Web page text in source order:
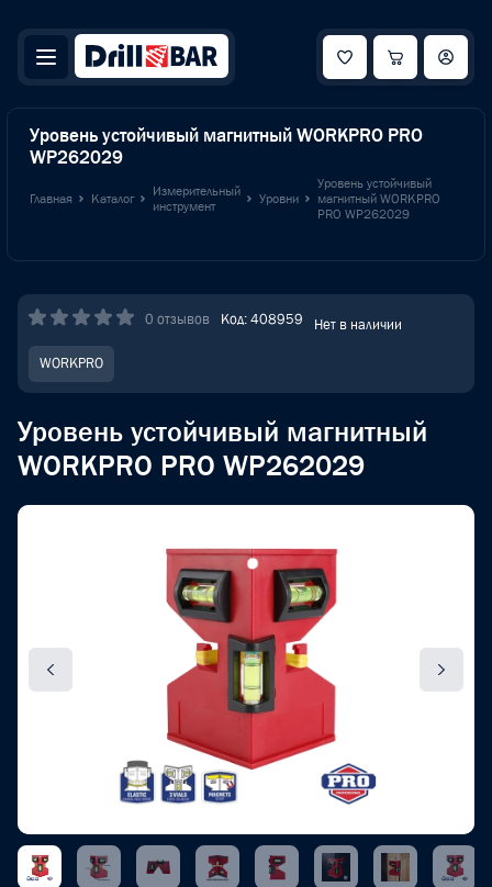
Уровень устойчивый магнитный WORKPRO PRO
WP262029
Главная Каталог
Измерительный
инструмент
Уровни
Уровень устойчивый
магнитный WORKPRO
PRO WP262029
0 отзывов Код: 408959 Нет в наличии
WORKPRO
Уровень устойчивый магнитный
WORKPRO PRO WP262029